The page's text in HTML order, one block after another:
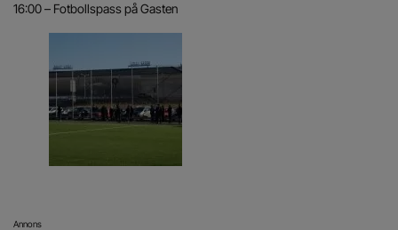
16:00 – Fotbollspass på Gasten
Annons